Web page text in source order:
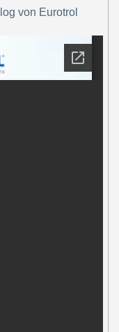
von Eurotrol